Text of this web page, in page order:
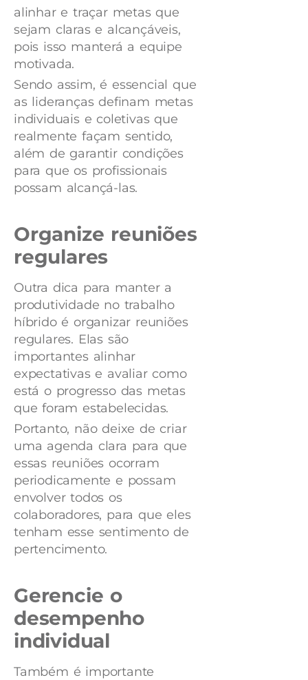
alinhar e traçar metas que
sejam claras e alcançáveis,
pois isso manterá a equipe
motivada.
Sendo assim, é essencial que
as lideranças definam metas
individuais e coletivas que
realmente façam sentido,
além de garantir condições
para que os profissionais
possam alcançá-las.
Organize reuniões
regulares
Outra dica para manter a
produtividade no trabalho
híbrido é organizar reuniões
regulares. Elas são
importantes alinhar
expectativas e avaliar como
está o progresso das metas
que foram estabelecidas.
Portanto, não deixe de criar
uma agenda clara para que
essas reuniões ocorram
periodicamente e possam
envolver todos os
colaboradores, para que eles
tenham esse sentimento de
pertencimento.
Gerencie o
desempenho
individual
Também é importante